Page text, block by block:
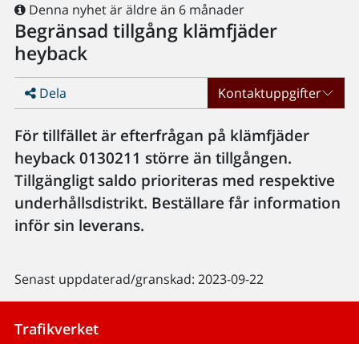
Denna nyhet är äldre än 6 månader
Begränsad tillgång klämfjäder
heyback
Dela Kontaktuppgifter
För tillfället är efterfrågan på klämfjäder
heyback 0130211 större än tillgången.
Tillgängligt saldo prioriteras med respektive
underhållsdistrikt. Beställare får information
inför sin leverans.
Senast uppdaterad/granskad: 2023-09-22
Trafikverket